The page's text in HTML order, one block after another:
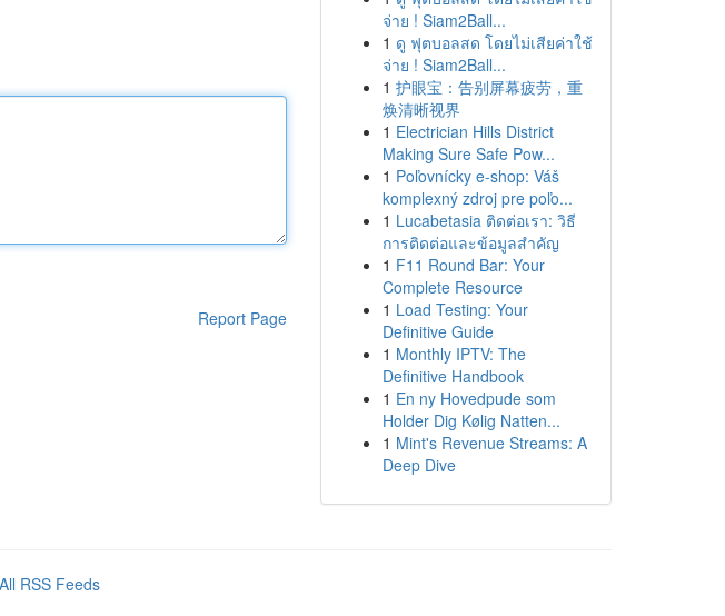
Report Page
จ่าย ! Siam2Ball...
1 ดู ฟุตบอลสด โดยไม่เสียค่าใช้
จ่าย ! Siam2Ball...
1 护眼宝：告别屏幕疲劳，重
焕清晰视界
1 Electrician Hills District
Making Sure Safe Pow...
1 Poľovnícky e-shop: Váš
komplexný zdroj pre poľo...
1 Lucabetasia ติดต่อเรา: วิธี
การติดต่อและข้อมูลสำคัญ
1 F11 Round Bar: Your
Complete Resource
1 Load Testing: Your
Definitive Guide
1 Monthly IPTV: The
Definitive Handbook
1 En ny Hovedpude som
Holder Dig Kølig Natten...
1 Mint's Revenue Streams: A
Deep Dive
All RSS Feeds